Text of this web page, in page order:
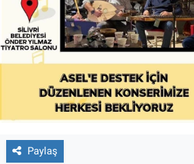
Paylaş